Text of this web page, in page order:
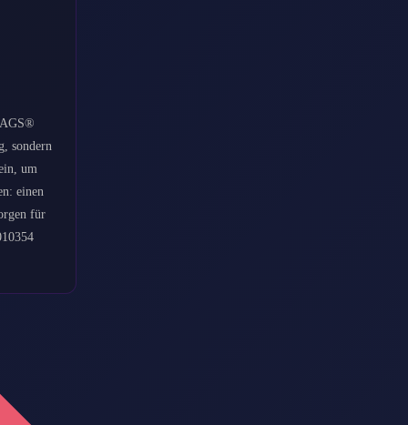
sondern
um
einen
für